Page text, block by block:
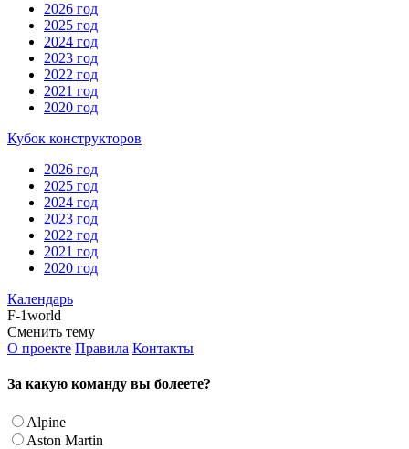
2026 год
2025 год
2024 год
2023 год
2022 год
2021 год
2020 год
Кубок конструкторов
2026 год
2025 год
2024 год
2023 год
2022 год
2021 год
2020 год
Календарь
F-1world
Сменить тему
О проекте Правила Контакты
За какую команду вы болеете?
Alpine
Aston Martin